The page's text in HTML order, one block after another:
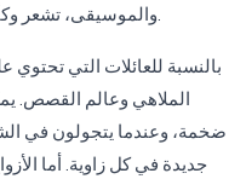
والموسيقى، تشعر وكأنك تتجول في شارع ترفيهي في أوروبا.
بالنسبة للعائلات التي
الملاهي وعالم القصص.
ضخمة، وعندما يتجولون في
جديدة في كل زاوية. أما